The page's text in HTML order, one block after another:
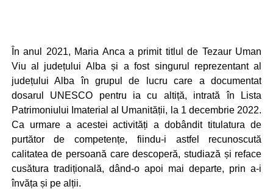
În anul 2021, Maria Anca a primit titlul de Tezaur Uman
Viu al județului Alba și a fost singurul reprezentant al
județului Alba în grupul de lucru care a documentat
dosarul UNESCO pentru ia cu altiță, intrată în Lista
Patrimoniului Imaterial al Umanității, la 1 decembrie 2022.
Ca urmare a acestei activități a dobândit titulatura de
purtător de competențe, fiindu-i astfel recunoscută
calitatea de persoană care descoperă, studiază și reface
cusătura tradițională, dând-o apoi mai departe, prin a-i
învăța și pe alții.